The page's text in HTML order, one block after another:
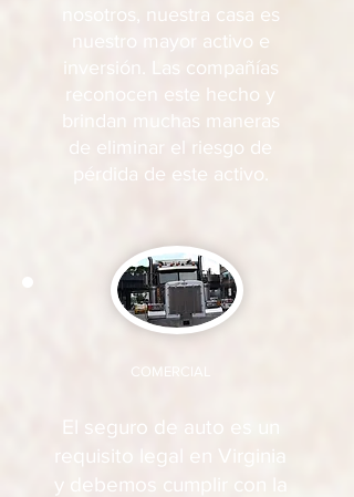
nosotros, nuestra casa es
nuestro mayor activo e
inversión. Las compañías
reconocen este hecho y
brindan muchas maneras
de eliminar el riesgo de
pérdida de este activo.
COMERCIAL
El seguro de auto es un
requisito legal en Virginia
y debemos cumplir con la